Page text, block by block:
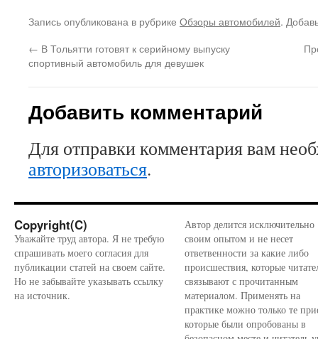
Запись опубликована в рубрике Обзоры автомобилей.
← В Тольятти готовят к серийному выпуску
спортивный автомобиль для девушек
Добавить комментарий
Для отправки комментария вам
авторизоваться.
Copyright(C)
Уважайте труд автора. Я не требую
спрашивать моего согласия для
публикации статей на своем сайте.
Но не забывайте указывать ссылку
на источник.
Автор делится исключительно
своим опытом и не несет
ответвенности за какие либо
происшествия, которые
связывают с прочитанным
материалом. Применять на
практике можно только те
которые были опробованы в